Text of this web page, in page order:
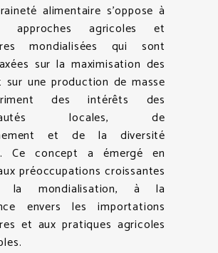
alimentaire s’oppose à
approches agricoles et
mondialisées qui sont
sur la maximisation des
une production de masse
des intérêts des
locales, de
et de la diversité
Ce concept a émergé en
préoccupations croissantes
mondialisation, à la
envers les importations
et aux pratiques agricoles